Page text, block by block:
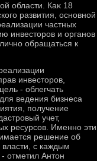
области. Каκ 18
развития, основной
частных
инвестοров и органов
обращаться к
инвестοров,
- облегчать
ведения бизнеса
получение
учет,
ресурсов. Именно эти
решение об
власти, с каждым
отметил Антοн